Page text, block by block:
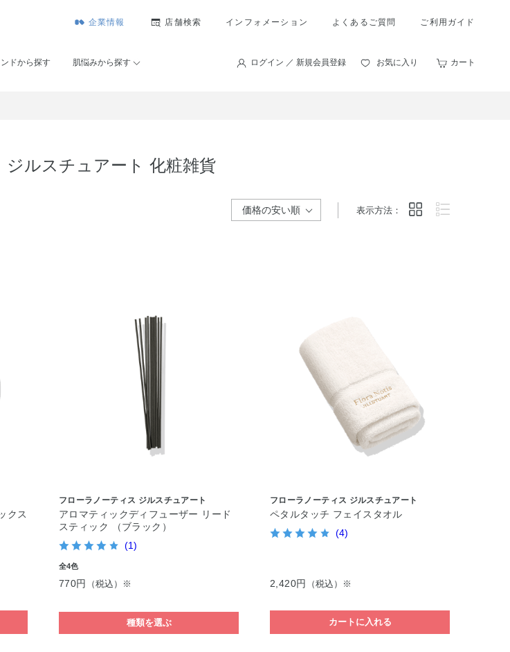
企業情報 店舗検索 インフォメーション よくあるご質問 ご利用ガイド
ドから探す 肌悩みから探す ログイン ／ 新規会員登録 お気に入り カート
ジルスチュアート 化粧雑貨
表示方法：
クス
フローラノーティス ジルスチュアート
アロマティックディフューザー リード
スティック （ブラック）
(1)
全4色
770円 （税込）※
種類を選ぶ
フローラノーティス ジルスチュアート
ペタルタッチ フェイスタオル
(4)
2,420円 （税込）※
カートに入れる